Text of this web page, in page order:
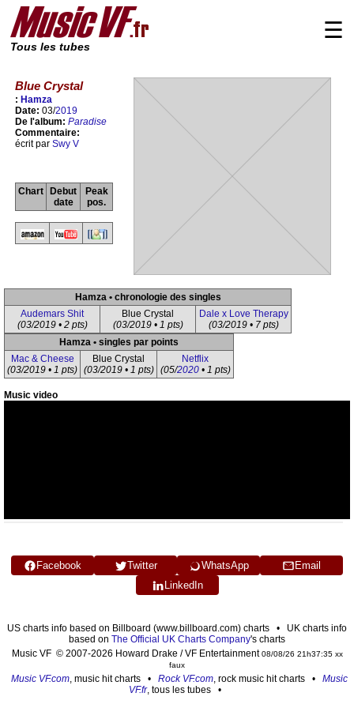
Tous les tubes
☰
Blue Crystal
: Hamza
Date: 03/2019
De l'album: Paradise
Commentaire:
écrit par Swy V
Chart
Debut
date
Peak
pos.
Hamza • chronologie des singles
Audemars Shit
(03/2019 • 2 pts)
Blue Crystal
(03/2019 • 1 pts)
Dale x Love Therapy
(03/2019 • 7 pts)
Hamza • singles par points
Mac & Cheese
(03/2019 • 1 pts)
Blue Crystal
(03/2019 • 1 pts)
Netflix
(05/2020• 1 pts)
Music video
Facebook Twitter WhatsApp
Email
LinkedIn
US charts info based on Billboard (www.billboard.com) charts • UK charts info
based on The Official UK Charts Company's charts
Music VF © 2007-2026 Howard Drake / VF Entertainment08/08/26 21h37:35 xx
faux
Music VF.com, music hit charts • Rock VF.com, rock music hit charts • Music
VF.fr, tous les tubes •